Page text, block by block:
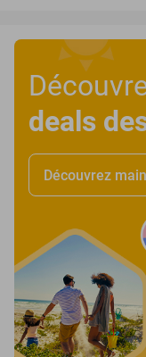
deals
Découvrez